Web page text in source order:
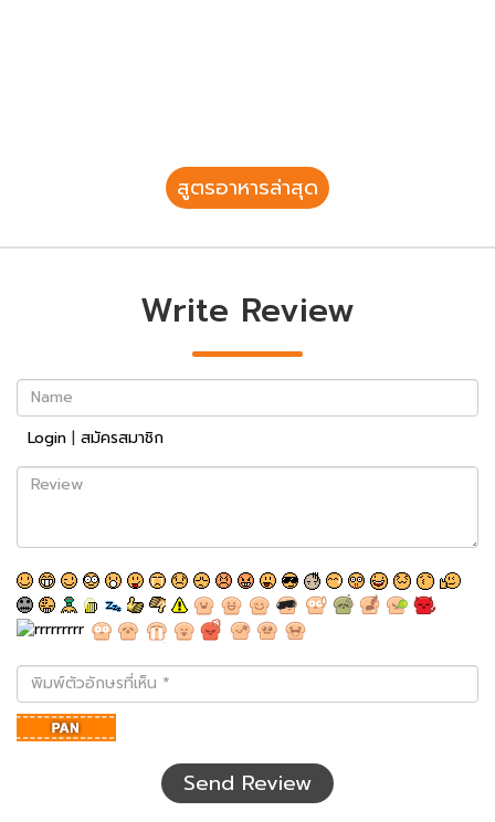
สูตรอาหารล่าสุด
Write Review
Name
Login | สมัครสมาชิก
Review
พิมพ์
ตัว
อักษร
ที่
Send Review